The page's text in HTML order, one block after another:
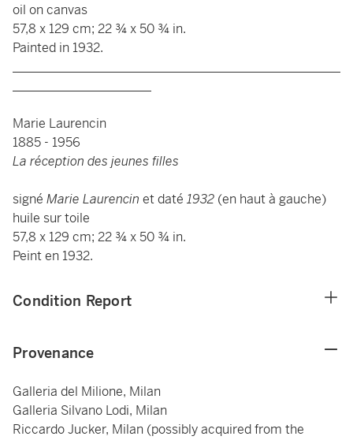
oil on canvas
57,8 x 129 cm; 22 ¾ x 50 ¾ in.
Painted in 1932.
Marie Laurencin
1885 - 1956
La réception des jeunes filles
signé Marie Laurencin et daté 1932 (en haut à gauche)
huile sur toile
57,8 x 129 cm; 22 ¾ x 50 ¾ in.
Peint en 1932.
Condition Report
Provenance
Galleria del Milione, Milan
Galleria Silvano Lodi, Milan
Riccardo Jucker, Milan (possibly acquired from the